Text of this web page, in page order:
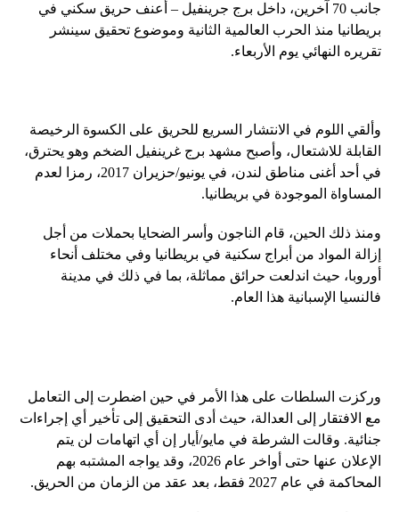
جانب 70 آخرين، داخل برج جرينفيل – أعنف حريق سكني في
بريطانيا منذ الحرب العالمية الثانية وموضوع تحقيق سينشر
تقريره النهائي يوم الأربعاء.
وألقي اللوم في الانتشار السريع للحريق على الكسوة الرخيصة
القابلة للاشتعال، وأصبح مشهد برج غرينفيل الضخم وهو يحترق،
في أحد أغنى مناطق لندن، في يونيو/حزيران 2017، رمزا لعدم
المساواة الموجودة في بريطانيا.
ومنذ ذلك الحين، قام الناجون وأسر الضحايا بحملات من أجل
إزالة المواد من أبراج سكنية في بريطانيا وفي مختلف أنحاء
أوروبا، حيث اندلعت حرائق مماثلة، بما في ذلك في مدينة
فالنسيا الإسبانية هذا العام.
وركزت السلطات على هذا الأمر في حين اضطرت إلى التعامل
مع الافتقار إلى العدالة، حيث أدى التحقيق إلى تأخير أي إجراءات
جنائية. وقالت الشرطة في مايو/أيار إن أي اتهامات لن يتم
الإعلان عنها حتى أواخر عام 2026، وقد يواجه المشتبه بهم
المحاكمة في عام 2027 فقط، بعد عقد من الزمان من الحريق.